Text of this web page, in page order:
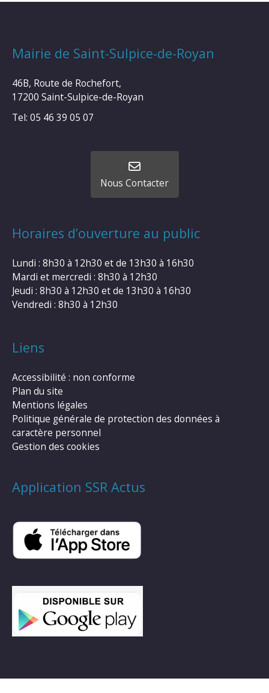
Mairie de Saint-Sulpice-de-Royan
46B, Route de Rochefort,
17200 Saint-Sulpice-de-Royan
Tel: 05 46 39 05 07
Nous Contacter
Horaires d’ouverture au public
Lundi : 8h30 à 12h30 et de 13h30 à 16h30
Mardi et mercredi : 8h30 à 12h30
Jeudi : 8h30 à 12h30 et de 13h30 à 16h30
Vendredi : 8h30 à 12h30
Liens
Accessibilité : non conforme
Plan du site
Mentions légales
Politique générale de protection des données à
caractère personnel
Gestion des cookies
Application SSR Actus